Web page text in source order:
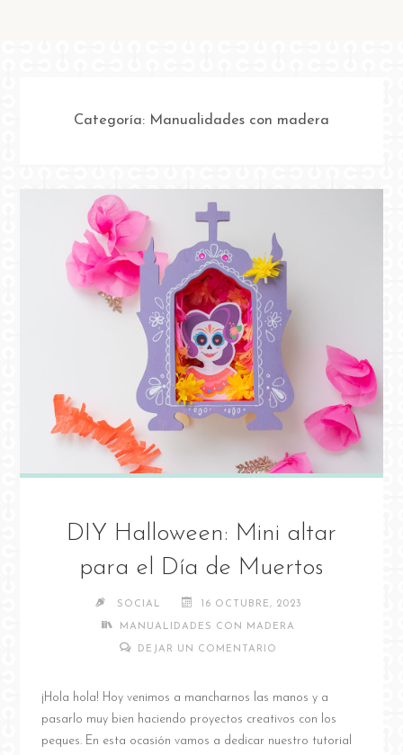
Categoría: Manualidades con madera
DIY Halloween: Mini altar
para el Día de Muertos
SOCIAL 16 OCTUBRE, 2023
MANUALIDADES CON MADERA
DEJAR UN COMENTARIO
¡Hola hola! Hoy venimos a mancharnos las manos y a
pasarlo muy bien haciendo proyectos creativos con los
peques. En esta ocasión vamos a dedicar nuestro tutorial